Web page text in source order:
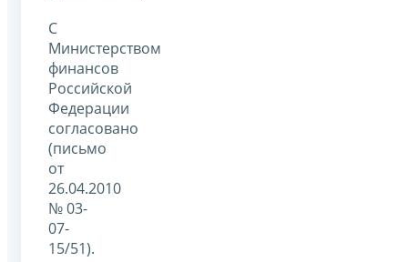
С
Министерством
финансов
Российской
Федерации
согласовано
(письмо
от
26.04.2010
№ 03-
07-
15/51).